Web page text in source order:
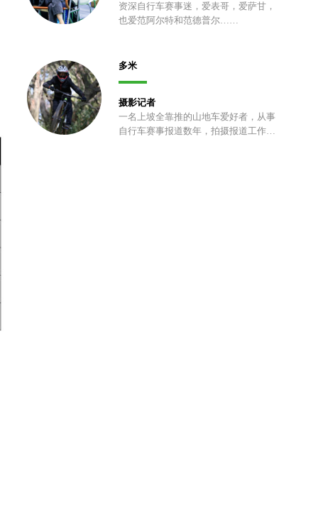
资深自行车赛事迷，爱表哥，爱萨甘，
也爱范阿尔特和范德普尔……
多米
摄影记者
一名上坡全靠推的山地车爱好者，从事
自行车赛事报道数年，拍摄报道工作之